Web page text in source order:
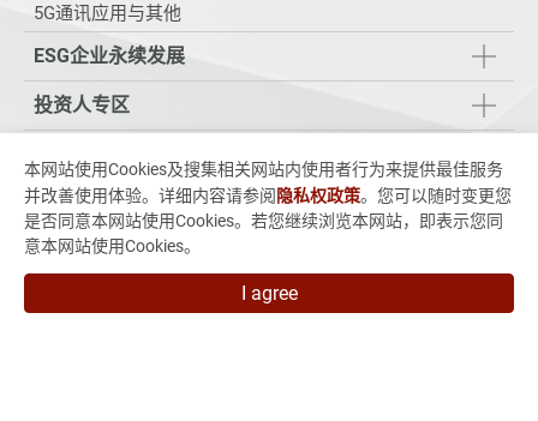
5G通讯应用与其他
ESG企业永续发展
投资人专区
新闻 & 活动
人力招募
本网站使用Cookies及搜集相关网站内使用者行为来提供最佳服务
并改善使用体验。详细内容请参阅 隐私权政策。您可以随时变更您
是否同意本网站使用Cookies。若您继续浏览本网站，即表示您同
意本网站使用Cookies。
I agree